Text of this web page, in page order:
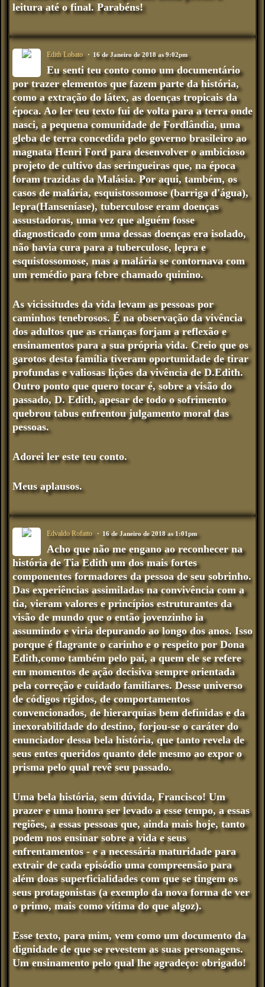
leitura até o final. Parabéns!
Edith Lobato 16 de Janeiro de 2018 as 9:02pm
Eu senti teu conto como um documentário
por trazer elementos que fazem parte da história,
como a extração do látex, as doenças tropicais da
época. Ao ler teu texto fui de volta para a terra onde
nasci, a pequena comunidade de Fordlândia, uma
gleba de terra concedida pelo governo brasileiro ao
magnata Henri Ford para desenvolver o ambicioso
projeto de cultivo das seringueiras que, na época
foram trazidas da Malásia. Por aqui, também, os
casos de malária, esquistossomose (barriga d'água),
lepra(Hanseníase), tuberculose eram doenças
assustadoras, uma vez que alguém fosse
diagnosticado com uma dessas doenças era isolado,
não havia cura para a tuberculose, lepra e
esquistossomose, mas a malária se contornava com
um remédio para febre chamado quinino.
As vicissitudes da vida levam as pessoas por
caminhos tenebrosos. É na observação da vivência
dos adultos que as crianças forjam a reflexão e
ensinamentos para a sua própria vida. Creio que os
garotos desta família tiveram oportunidade de tirar
profundas e valiosas lições da vivência de D.Edith.
Outro ponto que quero tocar é, sobre a visão do
passado, D. Edith, apesar de todo o sofrimento
quebrou tabus enfrentou julgamento moral das
pessoas.
Adorei ler este teu conto.
Meus aplausos.
Edvaldo Rofatto 16 de Janeiro de 2018 as 1:01pm
Acho que não me engano ao reconhecer na
história de Tia Edith um dos mais fortes
componentes formadores da pessoa de seu sobrinho.
Das experiências assimiladas na convivência com a
tia, vieram valores e princípios estruturantes da
visão de mundo que o então jovenzinho ia
assumindo e viria depurando ao longo dos anos. Isso
porque é flagrante o carinho e o respeito por Dona
Edith,como também pelo pai, a quem ele se refere
em momentos de ação decisiva sempre orientada
pela correção e cuidado familiares. Desse universo
de códigos rígidos, de comportamentos
convencionados, de hierarquias bem definidas e da
inexorabilidade do destino, forjou-se o caráter do
enunciador dessa bela história, que tanto revela de
seus entes queridos quanto dele mesmo ao expor o
prisma pelo qual revê seu passado.
Uma bela história, sem dúvida, Francisco! Um
prazer e uma honra ser levado a esse tempo, a essas
regiões, a essas pessoas que, ainda mais hoje, tanto
podem nos ensinar sobre a vida e seus
enfrentamentos - e a necessária maturidade para
extrair de cada episódio uma compreensão para
além doas superficialidades com que se tingem os
seus protagonistas (a exemplo da nova forma de ver
o primo, mais como vítima do que algoz).
Esse texto, para mim, vem como um documento da
dignidade de que se revestem as suas personagens.
Um ensinamento pelo qual lhe agradeço: obrigado!